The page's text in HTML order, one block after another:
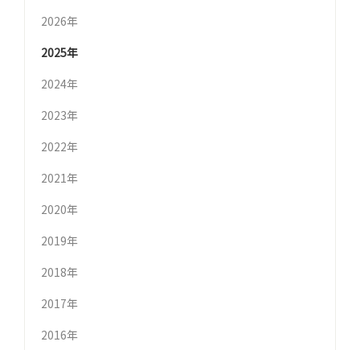
2026年
2025年
2024年
2023年
2022年
2021年
2020年
2019年
2018年
2017年
2016年